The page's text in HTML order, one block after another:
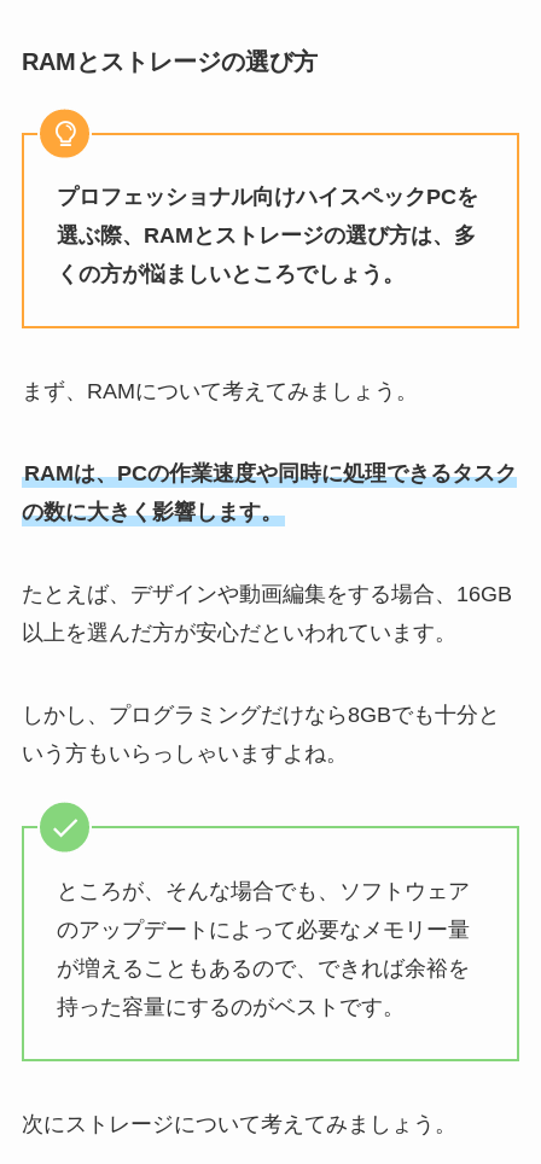
RAMとストレージの選び方
プロフェッショナル向けハイスペックPCを
選ぶ際、RAMとストレージの選び方は、多
くの方が悩ましいところでしょう。
まず、RAMについて考えてみましょう。
RAMは、PCの作業速度や同時に処理できるタスク
の数に大きく影響します。
たとえば、デザインや動画編集をする場合、16GB
以上を選んだ方が安心だといわれています。
しかし、プログラミングだけなら8GBでも十分と
いう方もいらっしゃいますよね。
ところが、そんな場合でも、ソフトウェア
のアップデートによって必要なメモリー量
が増えることもあるので、できれば余裕を
持った容量にするのがベストです。
次にストレージについて考えてみましょう。